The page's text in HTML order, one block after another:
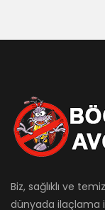
Biz, sağlıklı ve
dünyada ilaçlama